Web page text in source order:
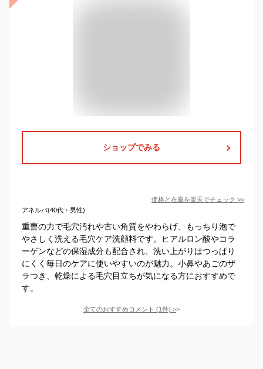
ショップでみる
価格と在庫を楽天でチェック >>
アネルバ(40代・男性)
重曹の力で毛穴汚れや古い角質をやわらげ、もっちり泡で
やさしく洗える毛穴ケア洗顔料です。ヒアルロン酸やコラ
ーゲンなどの保湿成分も配合され、洗い上がりはつっぱり
にくく毎日のケアに使いやすいのが魅力。小鼻やあごのザ
ラつき、乾燥による毛穴目立ちが気になる方におすすめで
す。
全てのおすすめコメント (1件) >